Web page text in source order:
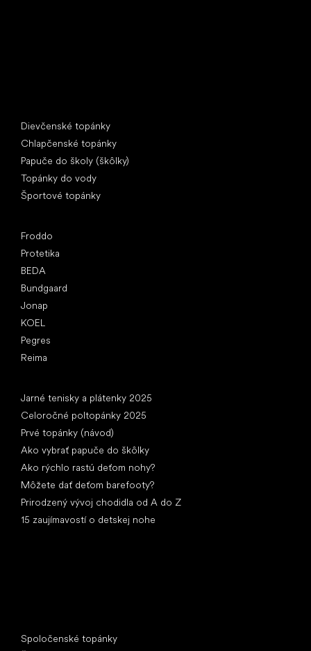
Dievčenské topánky
Chlapčenské topánky
Papuče do školy (škôlky)
Topánky do vody
Športové topánky
Froddo
Protetika
BEDA
Bundgaard
Jonap
KOEL
Pegres
Reima
Jarné tenisky a plátenky 2025
Celoročné poltopánky 2025
Prvé topánky (návod)
Ako vybrať papuče do škôlky
Ako rýchlo rastú deťom nohy?
Môžete dať deťom barefooty?
Prirodzený vývoj chodidla od A do Z
15 zaujímavostí o detskej nohe
Spoločenské topánky